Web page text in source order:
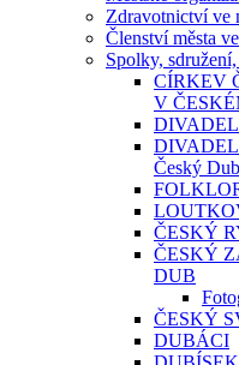
Zdravotnictví ve
Členství města
Spolky,
CÍRKEV
V
Český Dub
ČESKÝ
ČESKÝ
DUB
ČESKÝ
DUBÁCI